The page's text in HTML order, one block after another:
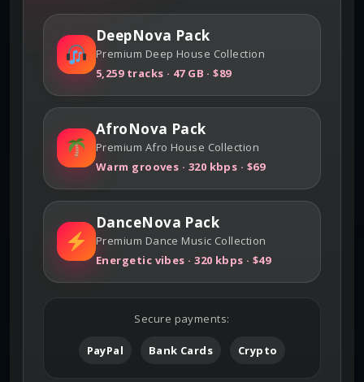
DeepNova Pack
Premium Deep House Collection
5,259 tracks · 47 GB · $89
AfroNova Pack
Premium Afro House Collection
Warm grooves · 320 kbps · $69
DanceNova Pack
Premium Dance Music Collection
Energetic vibes · 320 kbps · $49
Secure payments:
PayPal Bank Cards Crypto